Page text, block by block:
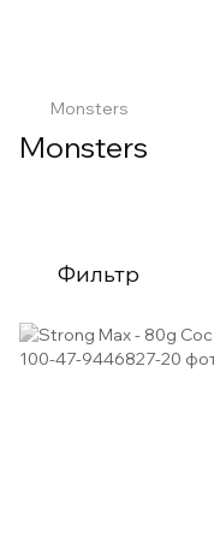
Monsters
Monsters
Фильтр